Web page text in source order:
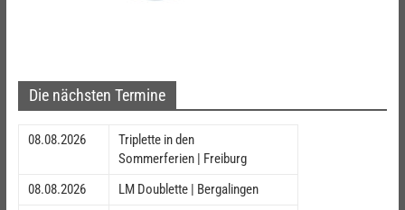
Die nächsten Termine
08.08.2026
Triplette in den
Sommerferien | Freiburg
08.08.2026
LM Doublette | Bergalingen